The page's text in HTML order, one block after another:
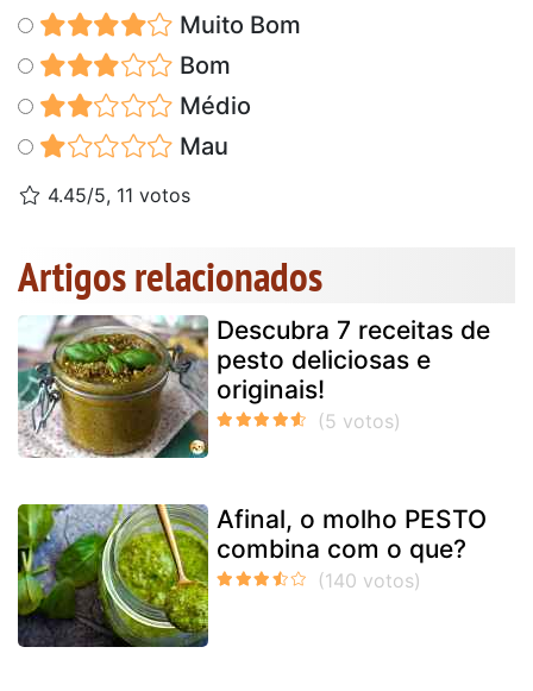
Muito Bom
Bom
Médio
Mau
4.45/5, 11 votos
Artigos relacionados
Descubra 7 receitas de
pesto deliciosas e
originais!
Afinal, o molho PESTO
combina com o que?